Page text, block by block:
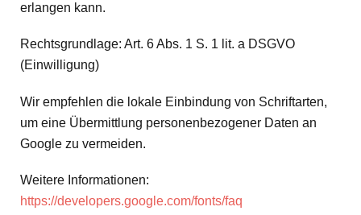
erlangen kann.
Rechtsgrundlage: Art. 6 Abs. 1 S. 1 lit. a DSGVO
(Einwilligung)
Wir empfehlen die lokale Einbindung von Schriftarten,
um eine Übermittlung personenbezogener Daten an
Google zu vermeiden.
Weitere Informationen:
https://developers.google.com/fonts/faq